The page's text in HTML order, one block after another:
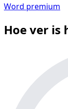
Word premium
Hoe ver is